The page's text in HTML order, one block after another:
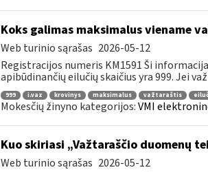
Koks galimas maksimalus viename
Web turinio sąrašas 2026-05-12
Registracijos numeris KM1591 Ši
apibūdinančių eilučių skaičius yra 999. Jei
999 i.vaz krovinys maksimalus važtaraštis
Mokesčių žinyno kategorijos:VMI
Kuo skiriasi „Važtaraščio duomenų
Web turinio sąrašas 2026-05-12